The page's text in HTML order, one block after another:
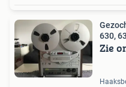
630,
Zie